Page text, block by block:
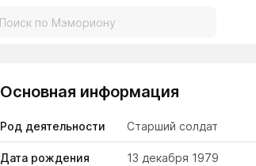
Основная информация
Род деятельности Старший солдат
Дата рождения 13 декабря 1979